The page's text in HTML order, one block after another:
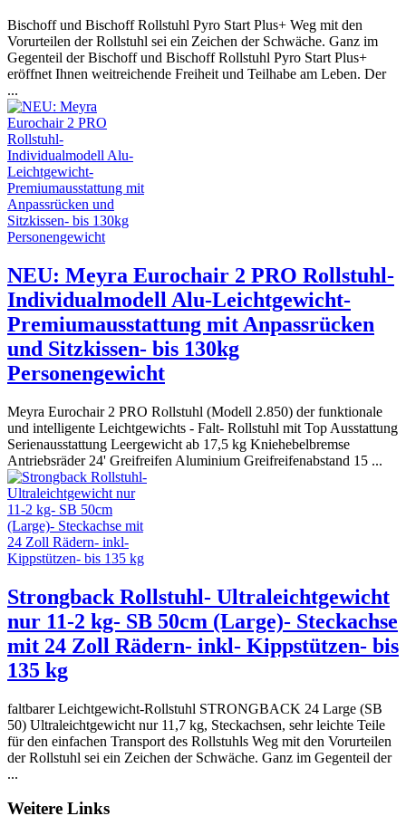
Bischoff und Bischoff Rollstuhl Pyro Start Plus+ Weg mit den
Vorurteilen der Rollstuhl sei ein Zeichen der Schwäche. Ganz im
Gegenteil der Bischoff und Bischoff Rollstuhl Pyro Start Plus+
eröffnet Ihnen weitreichende Freiheit und Teilhabe am Leben. Der
...
NEU: Meyra Eurochair 2 PRO Rollstuhl-
Individualmodell Alu-Leichtgewicht-
Premiumausstattung mit Anpassrücken
und Sitzkissen- bis 130kg
Personengewicht
Meyra Eurochair 2 PRO Rollstuhl (Modell 2.850) der funktionale
und intelligente Leichtgewichts - Falt- Rollstuhl mit Top Ausstattung
Serienausstattung Leergewicht ab 17,5 kg Kniehebelbremse
Antriebsräder 24' Greifreifen Aluminium Greifreifenabstand 15 ...
Strongback Rollstuhl- Ultraleichtgewicht
nur 11-2 kg- SB 50cm (Large)- Steckachse
mit 24 Zoll Rädern- inkl- Kippstützen- bis
135 kg
faltbarer Leichtgewicht-Rollstuhl STRONGBACK 24 Large (SB
50) Ultraleichtgewicht nur 11,7 kg, Steckachsen, sehr leichte Teile
für den einfachen Transport des Rollstuhls Weg mit den Vorurteilen
der Rollstuhl sei ein Zeichen der Schwäche. Ganz im Gegenteil der
...
Weitere Links